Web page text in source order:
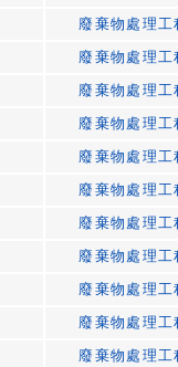
廢棄物處理工
廢棄物處理工
廢棄物處理工
廢棄物處理工
廢棄物處理工
廢棄物處理工
廢棄物處理工
廢棄物處理工
廢棄物處理工
廢棄物處理工
廢棄物處理工